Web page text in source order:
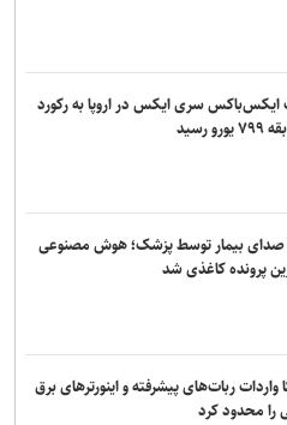
سری ایکس در اروپا به رکورد
رسید
بیمار توسط پزشک؛ هوش مصنوعی
پرونده کاغذی شد
واردات ربات‌های پیشرفته و اینورترهای برق
را محدود کرد